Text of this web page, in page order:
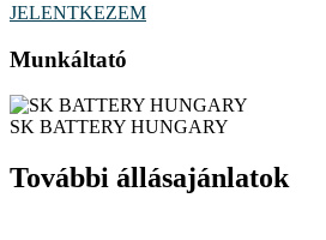
JELENTKEZEM
Munkáltató
SK BATTERY HUNGARY
További állásajánlatok